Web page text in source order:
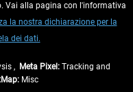
Vai alla pagina con l'informativa
la nostra dichiarazione per la
dei dati.
, Meta Pixel: Tracking and
Misc